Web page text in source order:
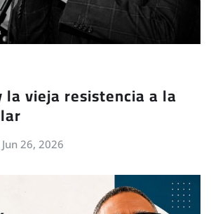
la vieja resistencia a la
Jun 26, 2026